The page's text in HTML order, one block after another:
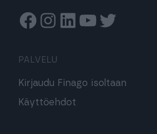
Facebook
Instagram
Linkedin
Youtube
Twitter
PALVELU
Kirjaudu Finago isoltaan
Käyttöehdot